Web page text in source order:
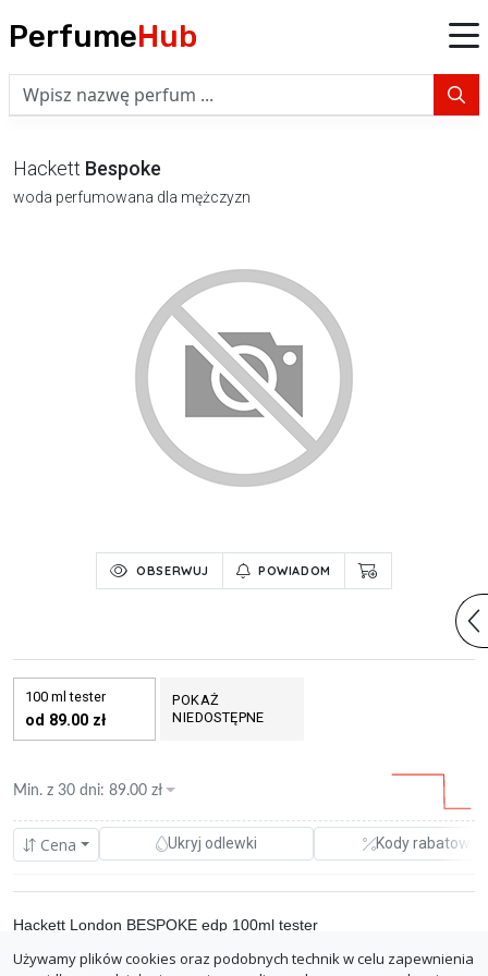
PerfumeHub
Hackett Bespoke
woda perfumowana dla mężczyzn
OBSERWUJ POWIADOM
100 ml tester
od 89.00 zł
POKAŻ
NIEDOSTĘPNE
Cena Ukryj odlewki Kody rabatowe
Min. z 30 dni: 89.00 zł
perfumymegami.com
Hackett London BESPOKE edp 100ml tester
0.00%
Używamy plików cookies oraz podobnych technik w celu zapewnienia